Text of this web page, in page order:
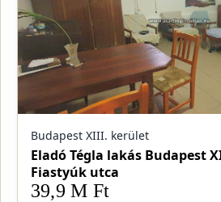
Budapest XIII. kerület
Eladó Tégla lakás Budapest
Fiastyúk utca
39,9 M Ft